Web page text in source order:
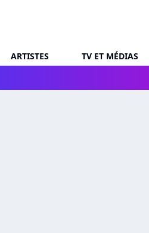
ARTISTES TV ET MÉDIAS